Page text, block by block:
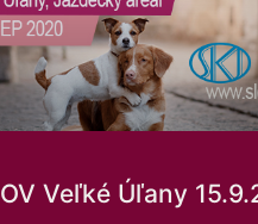
OV Veľké Úľany